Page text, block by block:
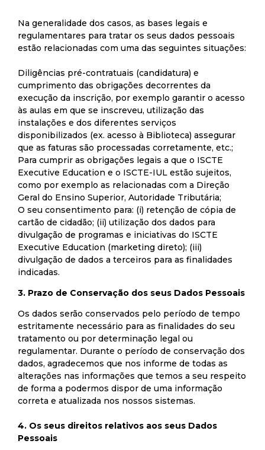
Na generalidade dos casos, as bases legais e
regulamentares para tratar os seus dados pessoais
estão relacionadas com uma das seguintes situações:
Diligências pré-contratuais (candidatura) e
cumprimento das obrigações decorrentes da
execução da inscrição, por exemplo garantir o acesso
às aulas em que se inscreveu, utilização das
instalações e dos diferentes serviços
disponibilizados (ex. acesso à Biblioteca) assegurar
que as faturas são processadas corretamente, etc.;
Para cumprir as obrigações legais a que o ISCTE
Executive Education e o ISCTE-IUL estão sujeitos,
como por exemplo as relacionadas com a Direção
Geral do Ensino Superior, Autoridade Tributária;
O seu consentimento para: (i) retenção de cópia de
cartão de cidadão; (ii) utilização dos dados para
divulgação de programas e iniciativas do ISCTE
Executive Education (marketing direto); (iii)
divulgação de dados a terceiros para as finalidades
indicadas.
3. Prazo de Conservação dos seus Dados Pessoais
Os dados serão conservados pelo período de tempo
estritamente necessário para as finalidades do seu
tratamento ou por determinação legal ou
regulamentar. Durante o período de conservação dos
dados, agradecemos que nos informe de todas as
alterações nas informações que temos a seu respeito
de forma a podermos dispor de uma informação
correta e atualizada nos nossos sistemas.
4. Os seus direitos relativos aos seus Dados
Pessoais